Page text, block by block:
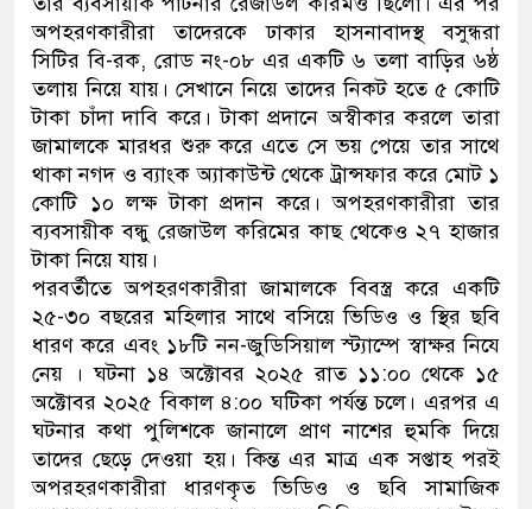
অপহরণকারীরা তাদেরকে ঢাকার হাসনাবাদস্থ বসুন্ধরা
সিটির বি-রক, রোড নং-০৮ এর একটি ৬ তলা বাড়ির ৬ষ্ঠ
তলায় নিয়ে যায়। সেখানে নিয়ে তাদের নিকট হতে ৫ কোটি
টাকা চাঁদা দাবি করে। টাকা প্রদানে অস্বীকার করলে তারা
জামালকে মারধর শুরু করে এতে সে ভয় পেয়ে তার সাথে
থাকা নগদ ও ব্যাংক অ্যাকাউন্ট থেকে ট্রান্সফার করে মোট ১
কোটি ১০ লক্ষ টাকা প্রদান করে। অপহরণকারীরা তার
ব্যবসায়ীক বন্ধু রেজাউল করিমের কাছ থেকেও ২৭ হাজার
টাকা নিয়ে যায়।
পরবর্তীতে অপহরণকারীরা জামালকে বিবস্ত্র করে একটি
২৫-৩০ বছরের মহিলার সাথে বসিয়ে ভিডিও ও স্থির ছবি
ধারণ করে এবং ১৮টি নন-জুডিসিয়াল স্ট্যাম্পে স্বাক্ষর নিযে
নেয় । ঘটনা ১৪ অক্টোবর ২০২৫ রাত ১১:০০ থেকে ১৫
অক্টোবর ২০২৫ বিকাল ৪:০০ ঘটিকা পর্যন্ত চলে। এরপর এ
ঘটনার কথা পুলিশকে জানালে প্রাণ নাশের হুমকি দিয়ে
তাদের ছেড়ে দেওয়া হয়। কিন্ত এর মাত্র এক সপ্তাহ পরই
অপরহরণকারীরা ধারণকৃত ভিডিও ও ছবি সামাজিক